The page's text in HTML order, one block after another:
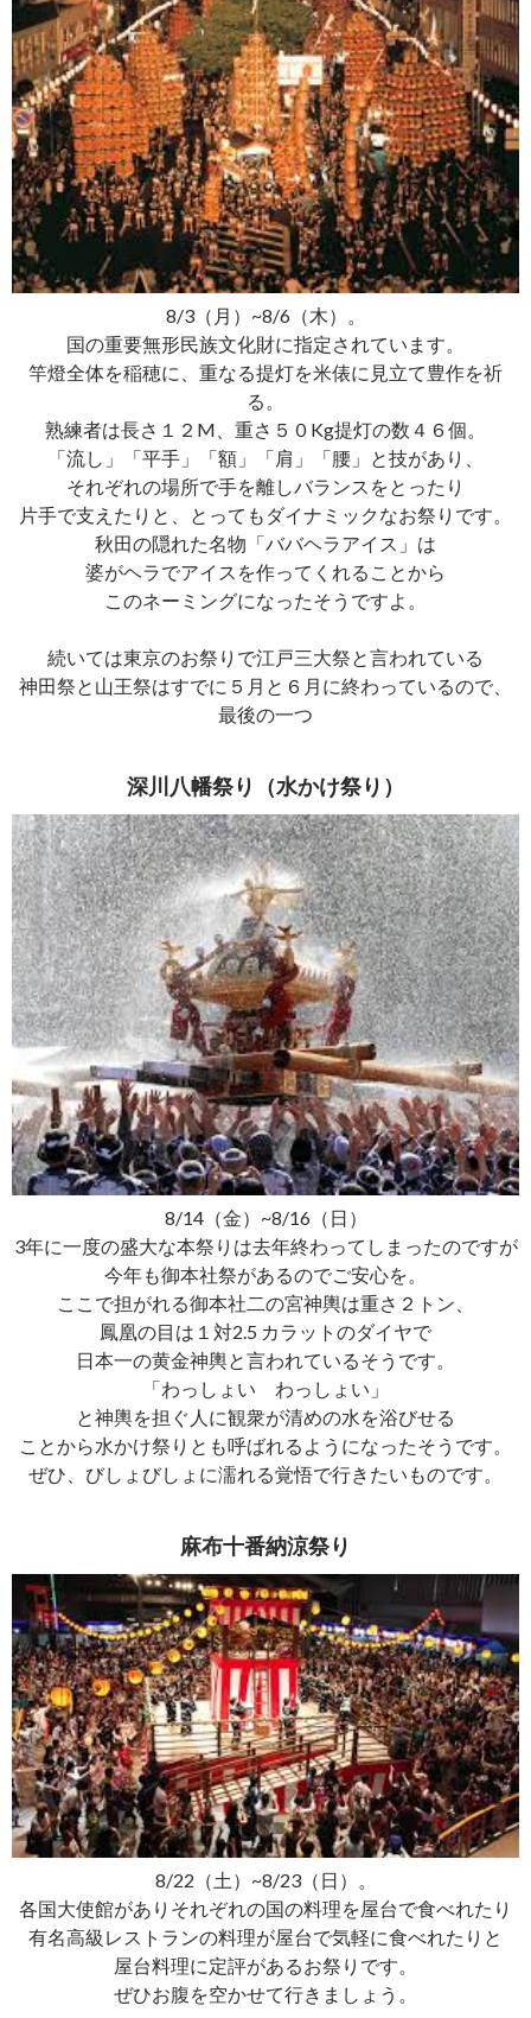
8/3（月）~8/6（木）。
国の重要無形民族文化財に指定されています。
竿燈全体を稲穂に、重なる提灯を米俵に見立て豊作を祈
る。
熟練者は長さ１２M、重さ５０Kg提灯の数４６個。
「流し」「平手」「額」「肩」「腰」と技があり、
それぞれの場所で手を離しバランスをとったり
片手で支えたりと、とってもダイナミックなお祭りです。
秋田の隠れた名物「ババヘラアイス」は
婆がヘラでアイスを作ってくれることから
このネーミングになったそうですよ。
続いては東京のお祭りで江戸三大祭と言われている
神田祭と山王祭はすでに５月と６月に終わっているので、
最後の一つ
深川八幡祭り（水かけ祭り）
8/14（金）~8/16（日）
3年に一度の盛大な本祭りは去年終わってしまったのですが
今年も御本社祭があるのでご安心を。
ここで担がれる御本社二の宮神輿は重さ２トン、
鳳凰の目は１対2.5 カラットのダイヤで
日本一の黄金神輿と言われているそうです。
「わっしょい わっしょい」
と神輿を担ぐ人に観衆が清めの水を浴びせる
ことから水かけ祭りとも呼ばれるようになったそうです。
ぜひ、びしょびしょに濡れる覚悟で行きたいものです。
麻布十番納涼祭り
8/22（土）~8/23（日）。
各国大使館がありそれぞれの国の料理を屋台で食べれたり
有名高級レストランの料理が屋台で気軽に食べれたりと
屋台料理に定評があるお祭りです。
ぜひお腹を空かせて行きましょう。